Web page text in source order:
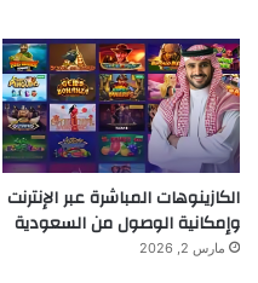
الكازينوهات المباشرة عبر الإنترنت
وإمكانية الوصول من السعودية
مارس 2, 2026